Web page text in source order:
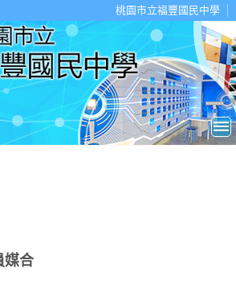
桃園市立福豐國民中學
媒合